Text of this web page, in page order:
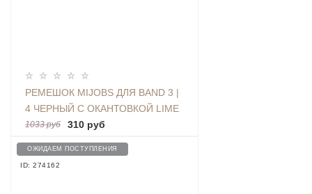
РЕМЕШОК MIJOBS ДЛЯ BAND 3 |
4 ЧЕРНЫЙ С ОКАНТОВКОЙ LIME
GREEN
1033 руб 310 руб
ОЖИДАЕМ ПОСТУПЛЕНИЯ
ID: 274162